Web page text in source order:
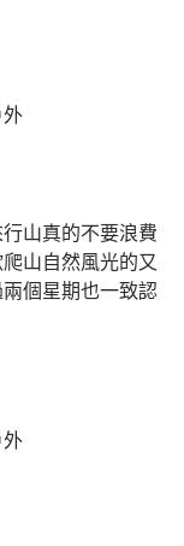
山真的不要浪費
山自然風光的又
個星期也一致認